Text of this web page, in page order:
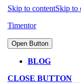
Skip to contentSkip to
Timentor
Open Button
BLOG
CLOSE BUTTON